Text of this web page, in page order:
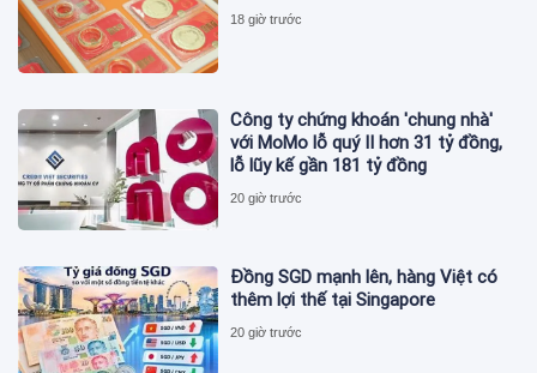
18 giờ trước
Công ty chứng khoán 'chung nhà'
với MoMo lỗ quý II hơn 31 tỷ đồng,
lỗ lũy kế gần 181 tỷ đồng
20 giờ trước
Đồng SGD mạnh lên, hàng Việt có
thêm lợi thế tại Singapore
20 giờ trước